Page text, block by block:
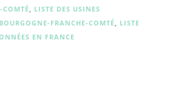
COMTÉ, LISTE DES USINES
FRANCHE-COMTÉ, LISTE
EN FRANCE